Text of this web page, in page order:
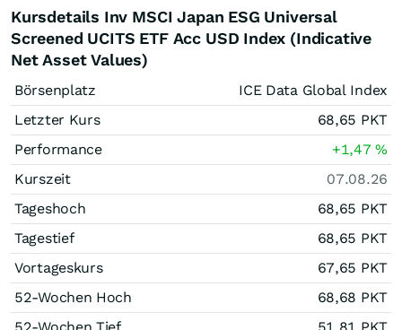
Kursdetails Inv MSCI Japan ESG Universal
Screened UCITS ETF Acc USD Index (Indicative
Net Asset Values)
Börsenplatz
ICE Data Global Index
Letzter Kurs
68,65 PKT
Performance
+1,47%
Kurszeit
07.08.26
Tageshoch
68,65 PKT
Tagestief
68,65 PKT
Vortageskurs
67,65 PKT
52-Wochen Hoch
68,68 PKT